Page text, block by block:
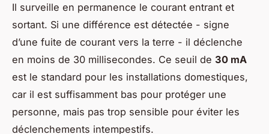
Il surveille en permanence le courant entrant et
sortant. Si une différence est détectée - signe
d’une fuite de courant vers la terre - il déclenche
en moins de 30 millisecondes. Ce seuil de 30 mA
est le standard pour les installations domestiques,
car il est suffisamment bas pour protéger une
personne, mais pas trop sensible pour éviter les
déclenchements intempestifs.